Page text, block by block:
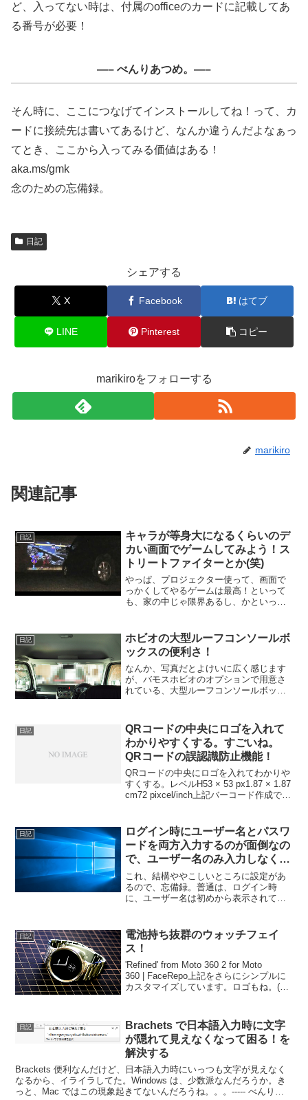
ど、入ってない時は、付属のofficeのカードに記載してあ
る番号が必要！
—– べんりあつめ。—–
そん時に、ここにつなげてインストールしてね！って、カ
ードに接続先は書いてあるけど、なんか違うんだよなぁっ
てとき、ここから入ってみる価値はある！
aka.ms/gmk
念のための忘備録。
日記
シェアする
X Facebook はてブ
LINE Pinterest コピー
marikiroをフォローする
marikiro
関連記事
日記
キャラが等身大になるくらいのデ
カい画面でゲームしてみよう！ス
トリートファイターとか(笑)
やっぱ、プロジェクター使って、画面で
っかくしてやるゲームは最高！といって
も、家の中じゃ限界あるし、かといっ
は、家の車庫とか、小屋があるなら、車
の中から大きな壁に投影しち...
日記
ホビオの大型ルーフコンソールボ
ックスの便利さ！
なんか、写真だとよけいに広く感じます
が、バモスホビオのオプションで用意さ
れている、大型ルーフコンソールボック
ら、なんとかいけるレベル。この頭上に
ある、小物入れ空間の...
日記
QRコードの中央にロゴを入れて
わかりやすくする。すごいね。
QRコードの誤認識防止機能！
QRコードの中央にロゴを入れてわかりや
すくする。レベルH53 × 53 px1.87 × 1.87
cm72 pixcel/inch上記バーコード作成で、
日記
ログイン時にユーザー名とパスワ
ードを両方入力するのが面倒なの
で、ユーザー名のみ入力しなくて
もいいようにする設定
これ、結構ややこしいところに設定があ
るので、忘備録。普通は、ログイン時
に、ユーザー名は初めから表示されてい
ど、時々、セキュリティ面からなのか、
ユーザー名も入力しなくて...
日記
電池持ち抜群のウォッチフェイ
ス！
'Refined' from Moto 360 2 for Moto
360 | FaceRepo上記をさらにシンプルに
カスタマイズしています。ロゴもね。(笑)
で、使う...
日記
Brachets で日本語入力時に文字
が隠れて見えなくなって困る！を
解決する
Brackets 便利なんだけど、日本語入力時にいっつも文字が見えなく
なるから、イライラしてた。Windows は、少数派なんだろうか。き
っと、Mac ではこの現象起きてないんだろうね。。。----- べんりあ